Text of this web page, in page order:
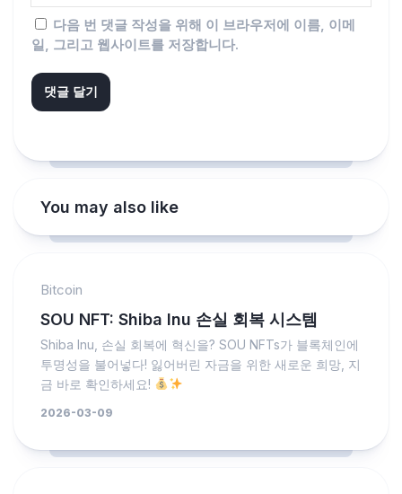
다음 번 댓글 작성을 위해 이 브라우저에 이름, 이메
일, 그리고 웹사이트를 저장합니다.
You may also like
Bitcoin
SOU NFT: Shiba Inu 손실 회복 시스템
Shiba Inu, 손실 회복에 혁신을? SOU NFTs가 블록체인에
투명성을 불어넣다! 잃어버린 자금을 위한 새로운 희망, 지
금 바로 확인하세요!
2026-03-09